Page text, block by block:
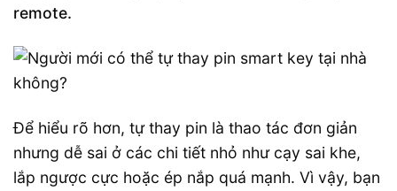
remote.
Để hiểu rõ hơn, tự thay pin là thao tác đơn giản
nhưng dễ sai ở các chi tiết nhỏ như cạy sai khe,
lắp ngược cực hoặc ép nắp quá mạnh. Vì vậy, bạn